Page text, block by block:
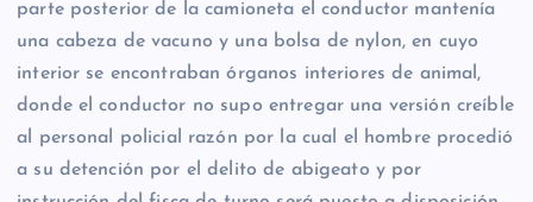
parte posterior de la camioneta el conductor mantenía
una cabeza de vacuno y una bolsa de nylon, en cuyo
interior se encontraban órganos interiores de animal,
donde el conductor no supo entregar una versión creíble
al personal policial razón por la cual el hombre procedió
a su detención por el delito de abigeato y por